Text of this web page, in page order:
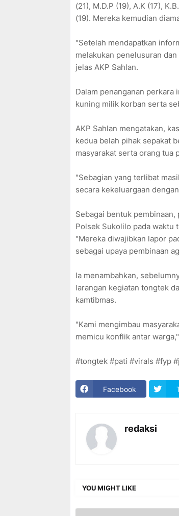
(21), M.D.P (19), A.K (17),
(19). Mereka kemudian
"Setelah mendapatkan
melakukan penelusuran
jelas AKP Sahlan.
Dalam penanganan
kuning milik korban serta
AKP Sahlan mengatakan,
kedua belah pihak sepakat
masyarakat serta orang tua
"Sebagian yang terlibat
secara kekeluargaan
Sebagai bentuk
Polsek Sukolilo pada waktu
"Mereka diwajibkan lapor
sebagai upaya pembinaan
Ia menambahkan,
larangan kegiatan tongtek
kamtibmas.
"Kami mengimbau
memicu konflik antar
#tongtek #pati #virals #fyp
Facebook
redaksi
YOU MIGHT LIKE